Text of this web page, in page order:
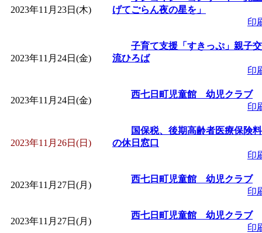
2023年11月23日(木)
げてごらん夜の星を」
印
2023年11月24日(金)
子育て支援「すきっぷ」親子交
流ひろば
印
2023年11月24日(金)
西七日町児童館 幼児クラブ
印
2023年11月26日(日)
国保税、後期高齢者医療保険料
の休日窓口
印
2023年11月27日(月)
西七日町児童館 幼児クラブ
印
2023年11月27日(月)
西七日町児童館 幼児クラブ
印